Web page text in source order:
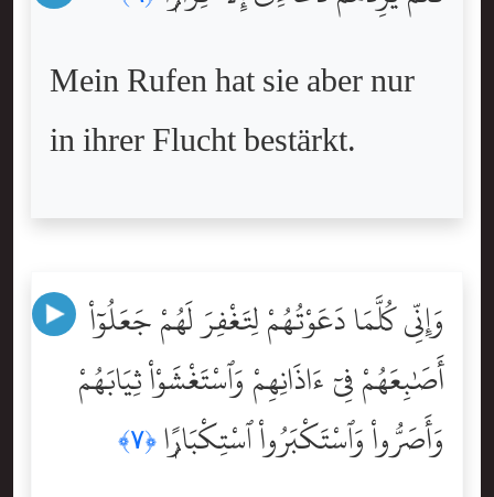
Mein Rufen hat sie aber nur
in ihrer Flucht bestärkt.
وَإِنِّى كُلَّمَا دَعَوْتُهُمْ لِتَغْفِرَ لَهُمْ جَعَلُوٓاْ
أَصَٰبِعَهُمْ فِىٓ ءَاذَانِهِمْ وَٱسْتَغْشَوْاْ ثِيَابَهُمْ
وَأَصَرُّواْ وَٱسْتَكْبَرُواْ ٱسْتِكْبَارًۭا ﴿٧﴾